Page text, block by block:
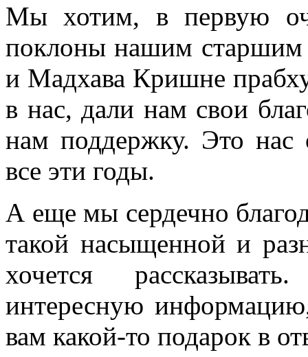
Мы хотим, в первую
поклоны нашим старшим
и Мадхава Кришне
в нас, дали нам свои
нам поддержку. Это нас
все эти годы.
А еще мы сердечно
такой насыщенной и
хочется
интересную
вам какой-то подарок в